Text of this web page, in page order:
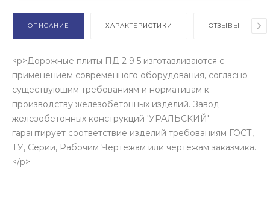
ОПИСАНИЕ ХАРАКТЕРИСТИКИ ОТЗЫВЫ
<p>Дорожные плиты ПД 2 9 5 изготавливаются с
применением современного оборудования, согласно
существующим требованиям и нормативам к
производству железобетонных изделий. Завод
железобетонных конструкций 'УРАЛЬСКИЙ'
гарантирует соответствие изделий требованиям ГОСТ,
ТУ, Серии, Рабочим Чертежам или чертежам заказчика.
</p>